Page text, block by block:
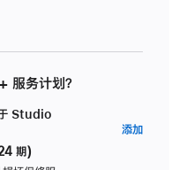
务计划？
Studio
期)
添加